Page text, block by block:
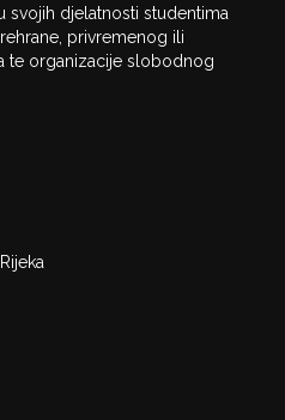
svojih djelatnosti studentima
privremenog ili
te organizacije slobodnog